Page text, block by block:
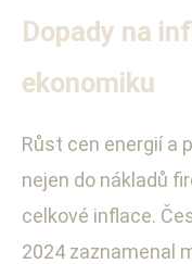
Dopady na
ekonomiku
Růst cen energií a
nejen do nákladů
celkové inflace.
2024 zaznamenal